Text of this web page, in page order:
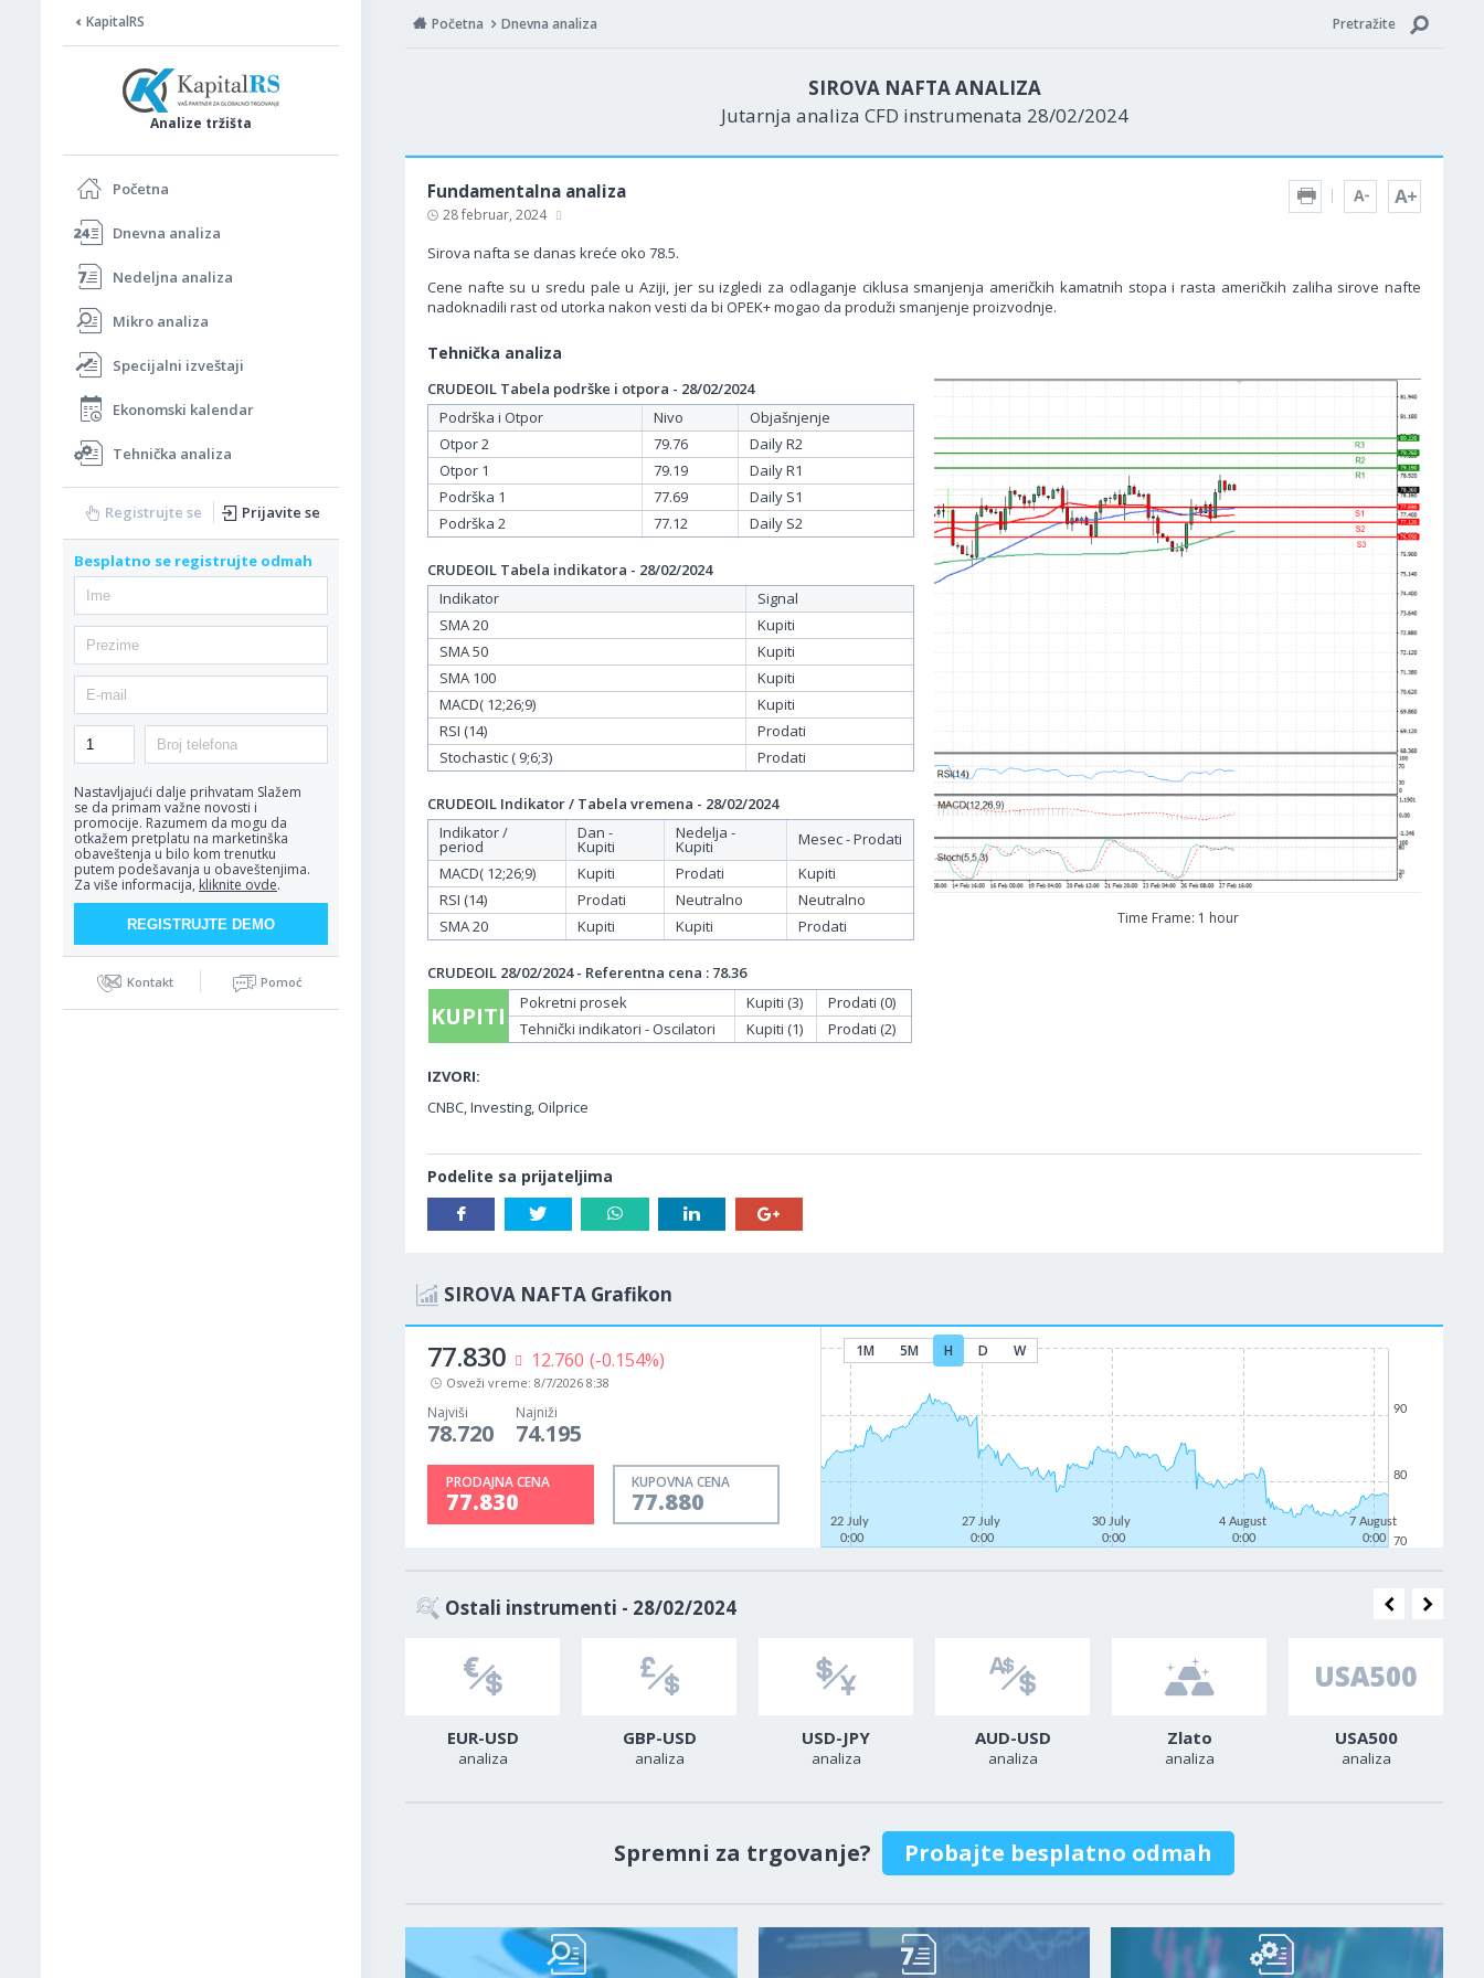
KapitalRS
Analize tržišta
Početna
Dnevna analiza
Nedeljna analiza
Mikro analiza
Specijalni izveštaji
Ekonomski kalendar
Tehnička analiza
Registrujte se Prijavite se
Besplatno se registrujte odmah
Nastavljajući dalje prihvatam Slažem
se da primam važne novosti i
promocije. Razumem da mogu da
otkažem pretplatu na marketinška
obaveštenja u bilo kom trenutku
putem podešavanja u obaveštenjima.
Za više informacija, kliknite ovde.
Kontakt Pomoć
Početna Dnevna analiza Pretražite
SIROVA NAFTA ANALIZA
Jutarnja analiza CFD instrumenata 28/02/2024
Fundamentalna analiza
28 februar, 2024
Sirova nafta se danas kreće oko 78.5.
Cene nafte su u sredu pale u Aziji, jer su izgledi za odlaganje ciklusa smanjenja američkih kamatnih stopa i rasta američkih zaliha sirove nafte
nadoknadili rast od utorka nakon vesti da bi OPEK+ mogao da produži smanjenje proizvodnje.
Tehnička analiza
Time Frame: 1 hour
CRUDEOIL Tabela podrške i otpora - 28/02/2024
Podrška i Otpor
Nivo
Objašnjenje
Otpor 2
79.76
Daily R2
Otpor 1
79.19
Daily R1
Podrška 1
77.69
Daily S1
Podrška 2
77.12 Daily S2
CRUDEOIL Tabela indikatora - 28/02/2024
Indikator
Signal
SMA 20
Kupiti
SMA 50
Kupiti
SMA 100
Kupiti
MACD( 12;26;9)
Kupiti
RSI (14)
Prodati
Stochastic ( 9;6;3)
Prodati
CRUDEOIL Indikator / Tabela vremena - 28/02/2024
Indikator /
period
Dan -
Kupiti
Nedelja -
Kupiti
Mesec - Prodati
MACD( 12;26;9)
Kupiti Prodati
Kupiti
RSI (14)
Prodati Neutralno
Neutralno
SMA 20
Kupiti Kupiti Prodati
CRUDEOIL 28/02/2024 - Referentna cena : 78.36
KUPITI Pokretni prosek Kupiti (3)
Prodati (0)
Tehnički indikatori - Oscilatori
Kupiti (1) Prodati (2)
IZVORI:
CNBC, Investing, Oilprice
Podelite sa prijateljima
SIROVA NAFTA Grafikon
77.830 12.760 (-0.154%)
Osveži vreme: 8/7/2026 8:38
Najviši
78.720
Najniži
74.195
PRODAJNA CENA
77.830
KUPOVNA CENA
77.880
1M 5M H D W
22 July
0:00
27 July
0:00
30 July
0:00
4 August
0:00
7 August
0:00
70
80
90
Ostali instrumenti - 28/02/2024
EUR-USD
analiza
GBP-USD
analiza
USD-JPY
analiza
AUD-USD
analiza
Zlato
analiza
USA500
analiza
Spremni za trgovanje? Probajte besplatno odmah